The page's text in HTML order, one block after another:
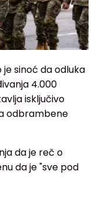
je sinoć da odluka
4.000
isključivo
odbrambene
da je reč o
da je "sve pod